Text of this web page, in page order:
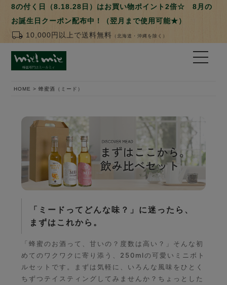
8の付く日（8.18.28日）はお買い物ポイント2倍☆ 8月の
お誕生日クーポン配布中！（翌月まで使用可能★）
local_shipping 10,000円以上で送料無料 （北海道・沖縄を除く）
HOME 蜂蜜酒（ミード）
「ミードってどんな味？」に迷ったら、
まずはこれから。
「蜂蜜のお酒って、甘いの？度数は高い？」そんな初
めてのワクワクに寄り添う、250mlの可愛いミニボト
ルセットです。まずは気軽に、いろんな風味をひとく
ちずつテイスティングしてみませんか？ちょっとした